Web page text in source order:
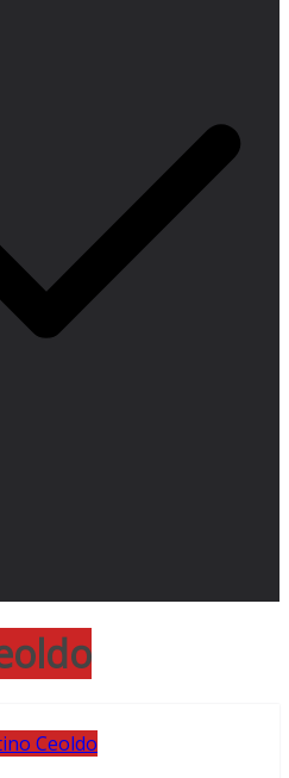
Ceoldo